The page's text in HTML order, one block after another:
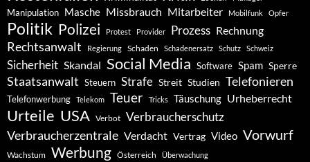
Manipulation Masche Missbrauch Mitarbeiter Mobilfunk Opfer
Politik Polizei Protest Provider Prozess Rechnung
Rechtsanwalt Regierung Schaden Schadenersatz Schutz Schweiz
Sicherheit Skandal Social Media Software Spam Sperre
Staatsanwalt Steuern Strafe Streit Studien Telefonieren
Telefonwerbung Telekom Teuer Tricks Täuschung Urheberrecht
Urteile USA Verbot Verbraucherschutz
Verbraucherzentrale Verdacht Vertrag Video Vorwurf
Wachstum Werbung Österreich Überwachung